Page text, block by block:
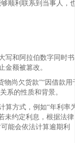
顺利联系到当事人，
写和阿拉伯数字同时书
金额被篡改。
物尚欠货款”“因借款用
系的性质和背景。
算方式，例如“年利率
未约定利息，根据法律
能会依法计算逾期利